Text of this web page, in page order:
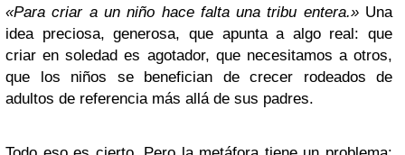
«Para criar a un niño hace falta una tribu entera.»Una
idea preciosa, generosa, que apunta a algo real: que
criar en soledad es agotador, que necesitamos a otros,
que los niños se benefician de crecer rodeados de
adultos de referencia más allá de sus padres.